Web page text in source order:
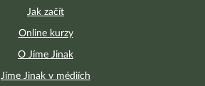
Jak začít
Online kurzy
O Jíme Jinak
Jíme Jinak v médiích